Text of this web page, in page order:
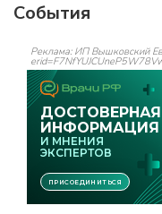
События
Реклама: ИП Вышковский